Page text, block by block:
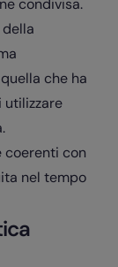
condivisa.
che ha
utilizzare
coerenti con
nel tempo